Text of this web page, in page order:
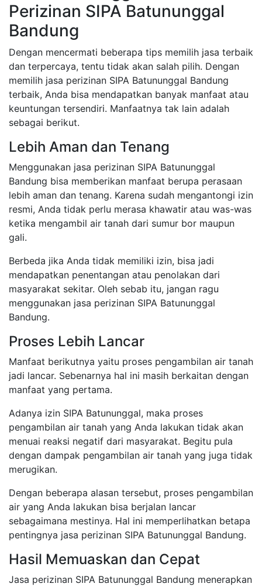
Perizinan SIPA Batununggal
Bandung
Dengan mencermati beberapa tips memilih jasa terbaik
dan terpercaya, tentu tidak akan salah pilih. Dengan
memilih jasa perizinan SIPA Batununggal Bandung
terbaik, Anda bisa mendapatkan banyak manfaat atau
keuntungan tersendiri. Manfaatnya tak lain adalah
sebagai berikut.
Lebih Aman dan Tenang
Menggunakan jasa perizinan SIPA Batununggal
Bandung bisa memberikan manfaat berupa perasaan
lebih aman dan tenang. Karena sudah mengantongi izin
resmi, Anda tidak perlu merasa khawatir atau was-was
ketika mengambil air tanah dari sumur bor maupun
gali.
Berbeda jika Anda tidak memiliki izin, bisa jadi
mendapatkan penentangan atau penolakan dari
masyarakat sekitar. Oleh sebab itu, jangan ragu
menggunakan jasa perizinan SIPA Batununggal
Bandung.
Proses Lebih Lancar
Manfaat berikutnya yaitu proses pengambilan air tanah
jadi lancar. Sebenarnya hal ini masih berkaitan dengan
manfaat yang pertama.
Adanya izin SIPA Batununggal, maka proses
pengambilan air tanah yang Anda lakukan tidak akan
menuai reaksi negatif dari masyarakat. Begitu pula
dengan dampak pengambilan air tanah yang juga tidak
merugikan.
Dengan beberapa alasan tersebut, proses pengambilan
air yang Anda lakukan bisa berjalan lancar
sebagaimana mestinya. Hal ini memperlihatkan betapa
pentingnya jasa perizinan SIPA Batununggal Bandung.
Hasil Memuaskan dan Cepat
Jasa perizinan SIPA Batununggal Bandung menerapkan